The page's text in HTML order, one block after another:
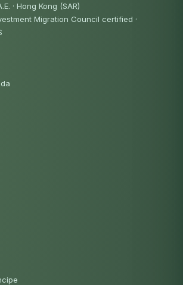
· Hong Kong (SAR)
Migration Council certified ·